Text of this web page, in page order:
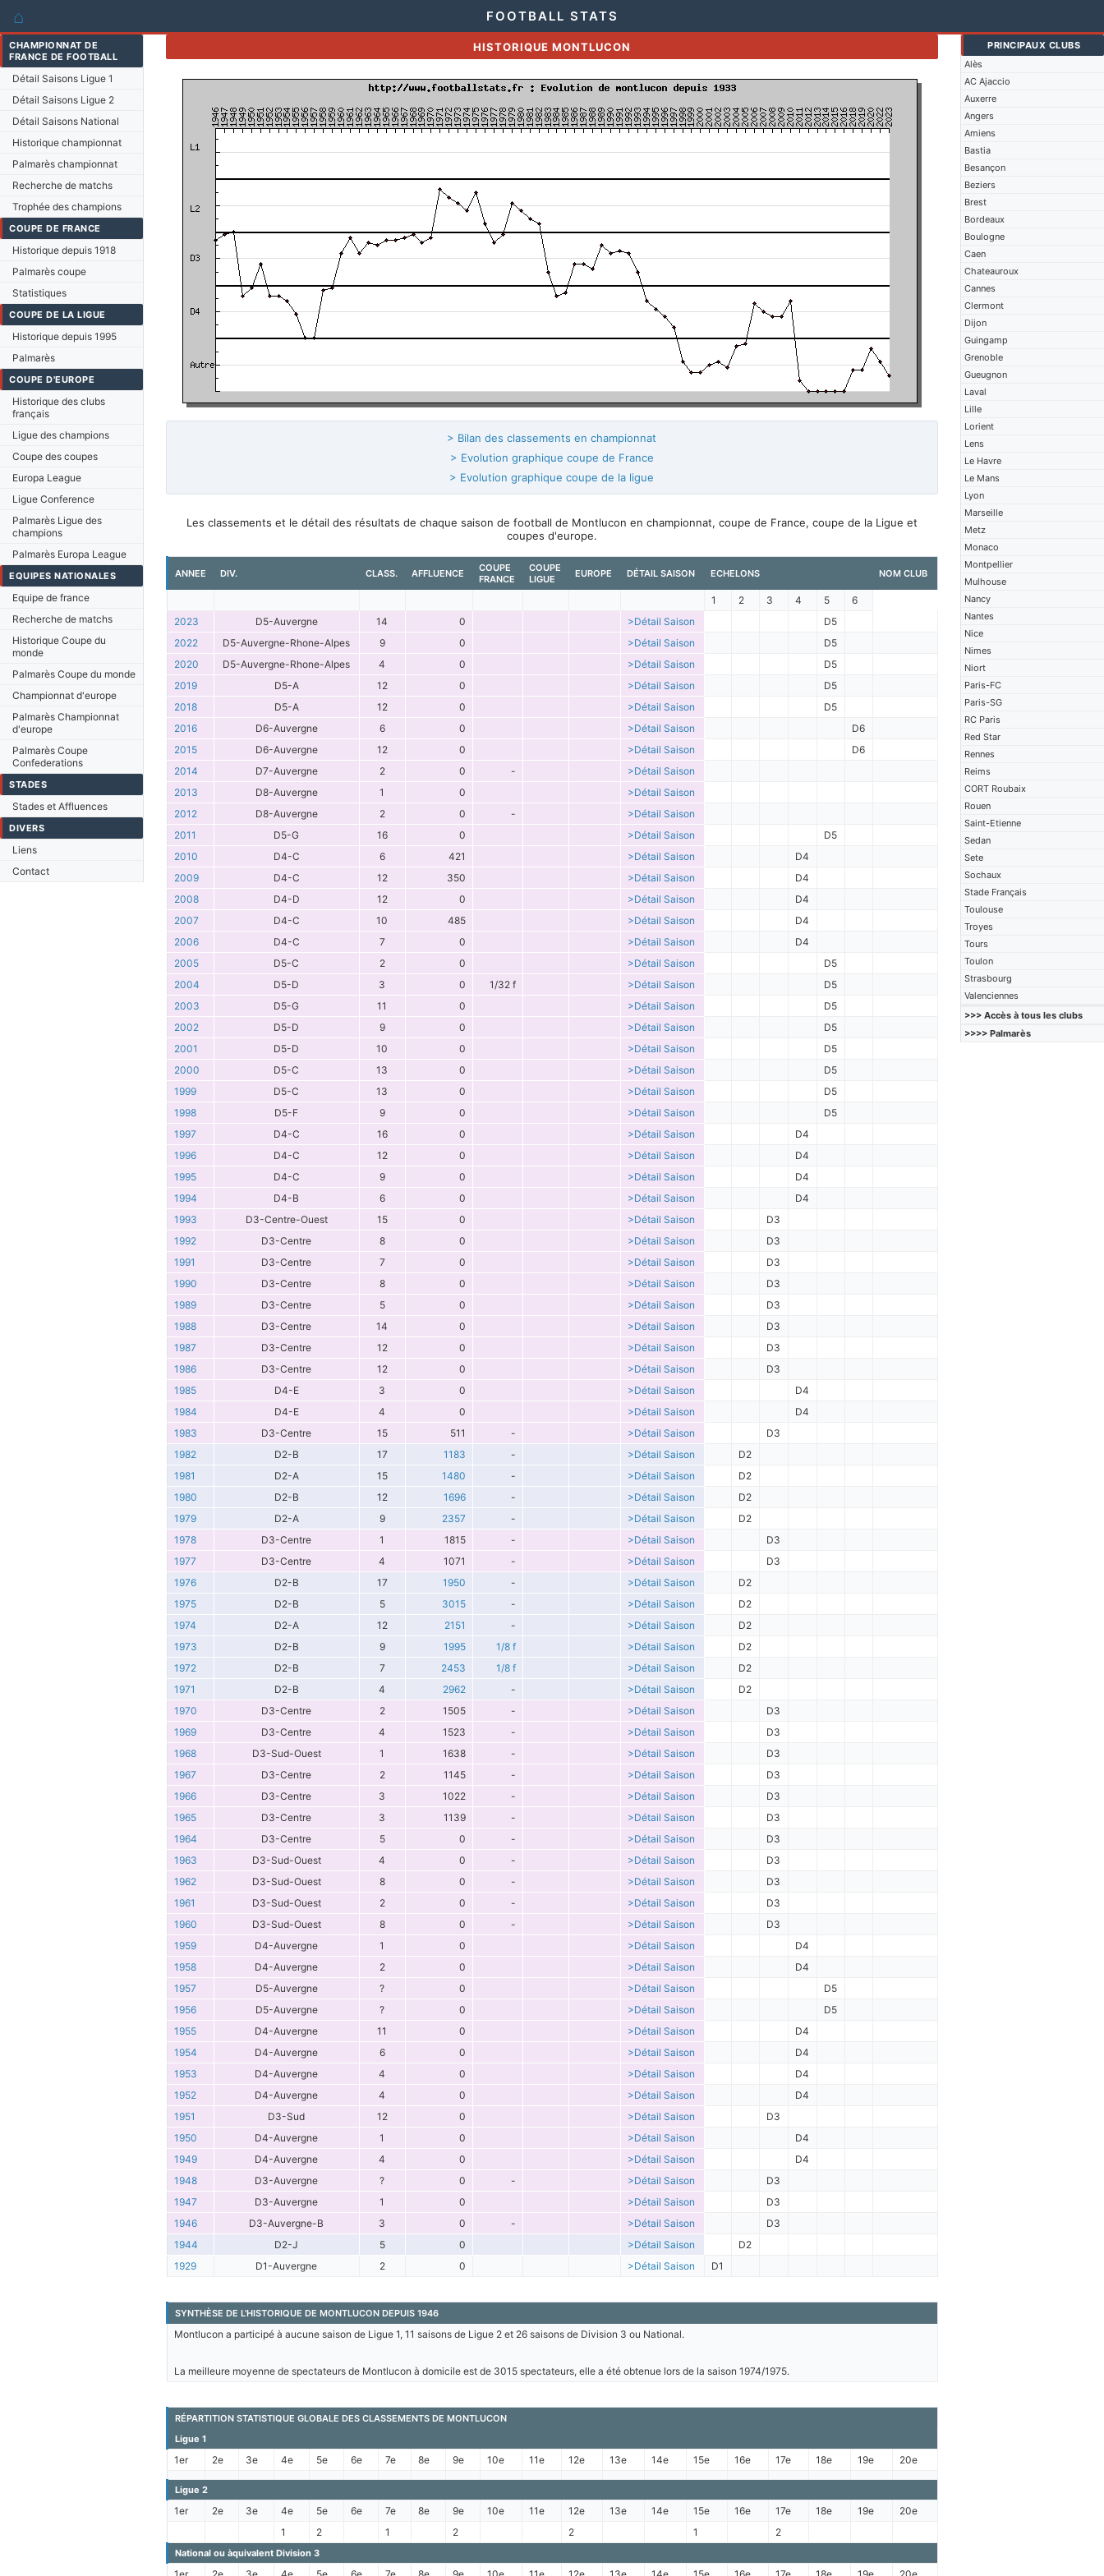
⌂ FOOTBALL STATS
CHAMPIONNAT DE
FRANCE DE FOOTBALL
Détail Saisons Ligue 1
Détail Saisons Ligue 2
Détail Saisons National
Historique championnat
Palmarès championnat
Recherche de matchs
Trophée des champions
COUPE DE FRANCE
Historique depuis 1918
Palmarès coupe
Statistiques
COUPE DE LA LIGUE
Historique depuis 1995
Palmarès
COUPE D'EUROPE
Historique des clubs
français
Ligue des champions
Coupe des coupes
Europa League
Ligue Conference
Palmarès Ligue des
champions
Palmarès Europa League
EQUIPES NATIONALES
Equipe de france
Recherche de matchs
Historique Coupe du
monde
Palmarès Coupe du monde
Championnat d'europe
Palmarès Championnat
d'europe
Palmarès Coupe
Confederations
STADES
Stades et Affluences
DIVERS
Liens
Contact
PRINCIPAUX CLUBS
Alès
AC Ajaccio
Auxerre
Angers
Amiens
Bastia
Besançon
Beziers
Brest
Bordeaux
Boulogne
Caen
Chateauroux
Cannes
Clermont
Dijon
Guingamp
Grenoble
Gueugnon
Laval
Lille
Lorient
Lens
Le Havre
Le Mans
Lyon
Marseille
Metz
Monaco
Montpellier
Mulhouse
Nancy
Nantes
Nice
Nimes
Niort
Paris-FC
Paris-SG
RC Paris
Red Star
Rennes
Reims
CORT Roubaix
Rouen
Saint-Etienne
Sedan
Sete
Sochaux
Stade Français
Toulouse
Troyes
Tours
Toulon
Strasbourg
Valenciennes
>>> Accès à tous les clubs
>>>> Palmarès
HISTORIQUE MONTLUCON
> Bilan des classements en championnat
> Evolution graphique coupe de France
> Evolution graphique coupe de la ligue
Les classements et le détail des résultats de chaque saison de football de Montlucon en championnat, coupe de France, coupe de la Ligue et
coupes d'europe.
ANNEE DIV. CLASS. AFFLUENCE
COUPE
FRANCE
COUPE
LIGUE
EUROPE DÉTAIL SAISON ECHELONS NOM CLUB
1 2 3 4 5
6
2023
D5-Auvergne 14 0 >Détail Saison
D5
2022
D5-Auvergne-Rhone-Alpes 9 0 >Détail Saison
D5
2020
D5-Auvergne-Rhone-Alpes 4 0 >Détail Saison
D5
2019
D5-A 12 0 >Détail Saison
D5
2018
D5-A 12 0 >Détail Saison
D5
2016
D6-Auvergne 6 0 >Détail Saison
D6
2015
D6-Auvergne 12 0 >Détail Saison
D6
2014
D7-Auvergne 2 0 -
>Détail Saison
2013
D8-Auvergne 1 0
>Détail Saison
2012
D8-Auvergne 2 0 -
>Détail Saison
2011
D5-G 16 0 >Détail Saison
D5
2010
D4-C 6 421 >Détail Saison
D4
2009
D4-C 12 350 >Détail Saison
D4
2008
D4-D 12 0 >Détail Saison
D4
2007
D4-C 10 485 >Détail Saison
D4
2006
D4-C 7 0 >Détail Saison
D4
2005
D5-C 2 0 >Détail Saison
D5
2004
D5-D 3 0 1/32 f >Détail Saison
D5
2003
D5-G 11 0 >Détail Saison
D5
2002
D5-D 9 0 >Détail Saison
D5
2001
D5-D 10 0 >Détail Saison
D5
2000
D5-C 13 0 >Détail Saison
D5
1999
D5-C 13 0 >Détail Saison
D5
1998
D5-F 9 0 >Détail Saison
D5
1997
D4-C 16 0 >Détail Saison
D4
1996
D4-C 12 0 >Détail Saison
D4
1995
D4-C 9 0 >Détail Saison
D4
1994
D4-B 6 0 >Détail Saison
D4
1993
D3-Centre-Ouest 15 0 >Détail Saison
D3
1992
D3-Centre 8 0 >Détail Saison
D3
1991
D3-Centre 7 0 >Détail Saison
D3
1990
D3-Centre 8 0 >Détail Saison
D3
1989
D3-Centre 5 0 >Détail Saison
D3
1988
D3-Centre 14 0 >Détail Saison
D3
1987
D3-Centre 12 0 >Détail Saison
D3
1986
D3-Centre 12 0 >Détail Saison
D3
1985
D4-E 3 0 >Détail Saison
D4
1984
D4-E 4 0 >Détail Saison
D4
1983
D3-Centre 15 511 - >Détail Saison
D3
1982
D2-B 17 1183 - >Détail Saison
D2
1981
D2-A 15 1480 - >Détail Saison
D2
1980
D2-B 12 1696 - >Détail Saison
D2
1979
D2-A 9 2357 - >Détail Saison
D2
1978
D3-Centre 1 1815 - >Détail Saison
D3
1977
D3-Centre 4 1071 - >Détail Saison
D3
1976
D2-B 17 1950 - >Détail Saison
D2
1975
D2-B 5 3015 - >Détail Saison
D2
1974
D2-A 12 2151 - >Détail Saison
D2
1973
D2-B 9 1995 1/8 f >Détail Saison
D2
1972
D2-B 7 2453 1/8 f >Détail Saison
D2
1971
D2-B 4 2962 - >Détail Saison
D2
1970
D3-Centre 2 1505 - >Détail Saison
D3
1969
D3-Centre 4 1523 - >Détail Saison
D3
1968
D3-Sud-Ouest 1 1638 - >Détail Saison
D3
1967
D3-Centre 2 1145 - >Détail Saison
D3
1966
D3-Centre 3 1022 - >Détail Saison
D3
1965
D3-Centre 3 1139 - >Détail Saison
D3
1964
D3-Centre 5 0 - >Détail Saison
D3
1963
D3-Sud-Ouest 4 0 - >Détail Saison
D3
1962
D3-Sud-Ouest 8 0 - >Détail Saison
D3
1961
D3-Sud-Ouest 2 0 - >Détail Saison
D3
1960
D3-Sud-Ouest 8 0 - >Détail Saison
D3
1959
D4-Auvergne 1 0 >Détail Saison
D4
1958
D4-Auvergne 2 0 >Détail Saison
D4
1957
D5-Auvergne ? 0 >Détail Saison
D5
1956
D5-Auvergne ? 0 >Détail Saison
D5
1955
D4-Auvergne 11 0 >Détail Saison
D4
1954
D4-Auvergne 6 0 >Détail Saison
D4
1953
D4-Auvergne 4 0 >Détail Saison
D4
1952
D4-Auvergne 4 0 >Détail Saison
D4
1951
D3-Sud 12 0 >Détail Saison
D3
1950
D4-Auvergne 1 0 >Détail Saison
D4
1949
D4-Auvergne 4 0 >Détail Saison
D4
1948
D3-Auvergne ? 0 - >Détail Saison
D3
1947
D3-Auvergne 1 0 >Détail Saison
D3
1946
D3-Auvergne-B 3 0 - >Détail Saison
D3
1944
D2-J 5 0 >Détail Saison
D2
1929
D1-Auvergne 2 0 >Détail Saison D1
SYNTHÈSE DE L'HISTORIQUE DE MONTLUCON DEPUIS 1946
Montlucon a participé à aucune saison de Ligue 1, 11 saisons de Ligue 2 et 26 saisons de Division 3 ou National.
La meilleure moyenne de spectateurs de Montlucon à domicile est de 3015 spectateurs, elle a été obtenue lors de la saison 1974/1975.
RÉPARTITION STATISTIQUE GLOBALE DES CLASSEMENTS DE MONTLUCON
Ligue 1
1er 2e 3e 4e 5e 6e 7e 8e 9e 10e 11e 12e 13e 14e 15e 16e 17e 18e 19e 20e
Ligue 2
1er 2e 3e 4e 5e 6e 7e 8e 9e 10e 11e 12e 13e 14e 15e 16e 17e 18e 19e
20e
1
2 1 2 2 1 2
National ou àquivalent Division 3